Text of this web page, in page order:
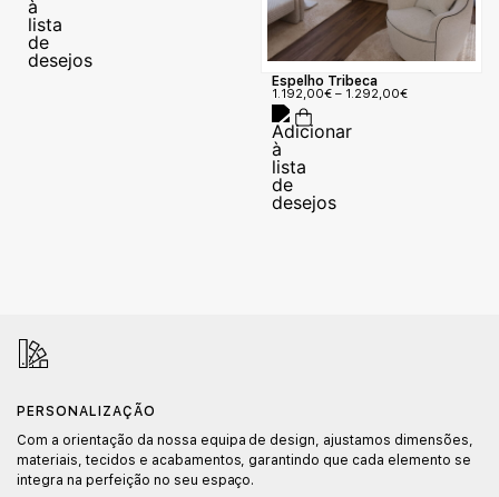
Espelho Tribeca
1.192,00€ – 1.292,00€
PERSONALIZAÇÃO
Com a orientação da nossa equipa de design, ajustamos dimensões,
materiais, tecidos e acabamentos, garantindo que cada elemento se
integra na perfeição no seu espaço.